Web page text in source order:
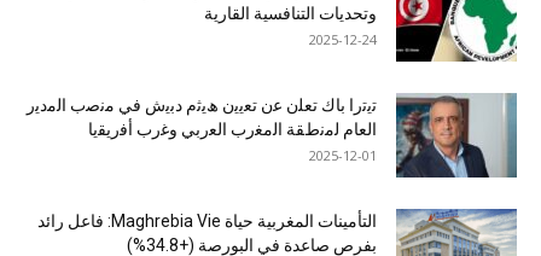
وتحديات التنافسية القارية
2025-12-24
ﺗﯾﺗرا ﺑﺎك ﺗﻌﻠن ﻋن ﺗﻌﯾﯾن ھﯾﺛم دﺑﯾش ﻓﻲ ﻣﻧﺻب اﻟﻣدﯾر
اﻟﻌﺎم ﻟﻣﻧطﻘﺔ اﻟﻣﻐرب اﻟﻌرﺑﻲ وﻏرب أﻓرﯾﻘﯾﺎ
2025-12-01
التأمينات المغربية حياة Maghrebia Vie: فاعل رائد
بفرص صاعدة في البورصة (+34.8%)